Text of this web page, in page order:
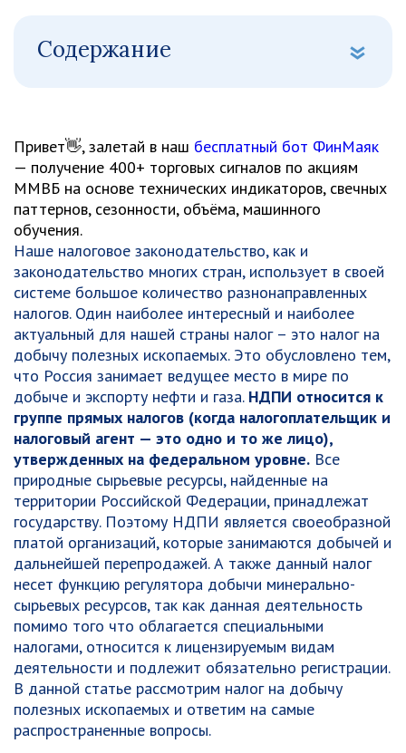
Содержание
Привет👋, залетай в наш бесплатный бот ФинМаяк
— получение 400+ торговых сигналов по акциям
ММВБ на основе технических индикаторов, свечных
паттернов, сезонности, объёма, машинного
обучения.
Наше налоговое законодательство, как и
законодательство многих стран, использует в своей
системе большое количество разнонаправленных
налогов. Один наиболее интересный и наиболее
актуальный для нашей страны налог – это налог на
добычу полезных ископаемых. Это обусловлено тем,
что Россия занимает ведущее место в мире по
добыче и экспорту нефти и газа. НДПИ относится к
группе прямых налогов (когда налогоплательщик и
налоговый агент — это одно и то же лицо),
утвержденных на федеральном уровне. Все
природные сырьевые ресурсы, найденные на
территории Российской Федерации, принадлежат
государству. Поэтому НДПИ является своеобразной
платой организаций, которые занимаются добычей и
дальнейшей перепродажей. А также данный налог
несет функцию регулятора добычи минерально-
сырьевых ресурсов, так как данная деятельность
помимо того что облагается специальными
налогами, относится к лицензируемым видам
деятельности и подлежит обязательно регистрации.
В данной статье рассмотрим налог на добычу
полезных ископаемых и ответим на самые
распространенные вопросы.